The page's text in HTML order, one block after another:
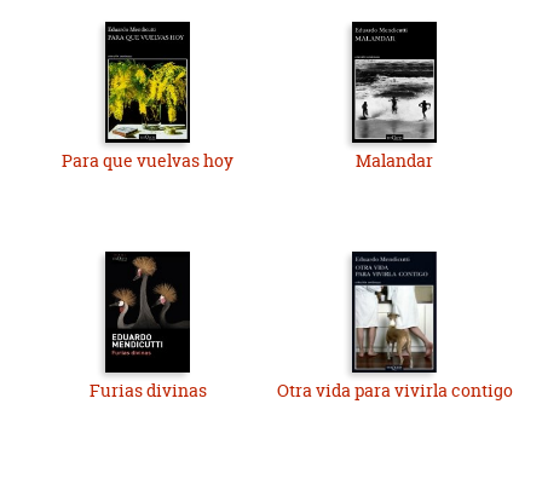
Para que vuelvas hoy Malandar
Furias divinas Otra vida para vivirla contigo